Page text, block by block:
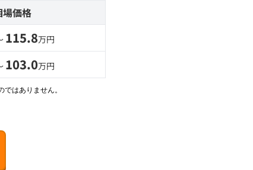
場価格
115.8万円
103.0万円
はありません。